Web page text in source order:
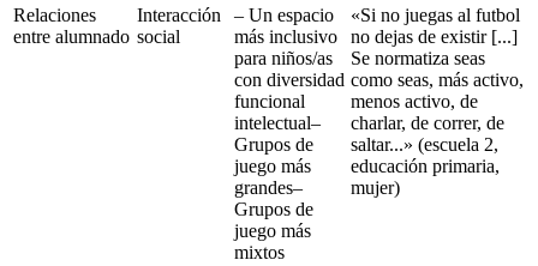
Relaciones
entre alumnado
Interacción
social
– Un espacio
más inclusivo
para niños/as
con diversidad
funcional
intelectual–
Grupos de
juego más
grandes–
Grupos de
juego más
mixtos
«Si no juegas al futbol
no dejas de existir [...]
Se normatiza seas
como seas, más activo,
menos activo, de
charlar, de correr, de
saltar...» (escuela 2,
educación primaria,
mujer)